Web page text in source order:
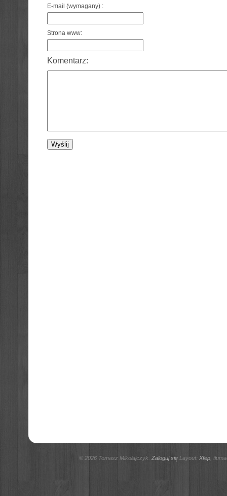
E-mail (wymagany) :
Strona www:
Komentarz:
© 2026 Tomasz Mikołajczyk. Zaloguj sięLayout: Xfep,